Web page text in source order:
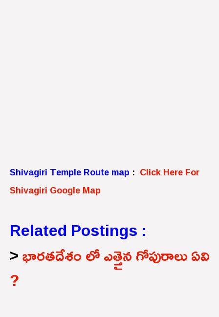
Shivagiri Temple Route map : Click Here For
Shivagiri Google Map
Related Postings :
>భారతదేశం లో ఎత్తైన గోపురాలు ఏవి
?